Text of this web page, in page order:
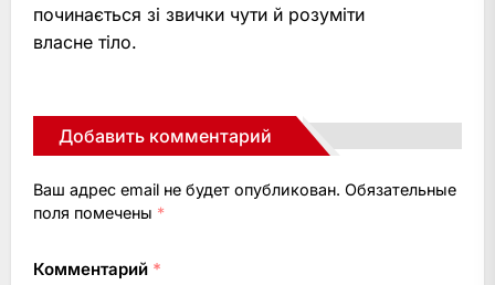
починається зі звички чути й розуміти
власне тіло.
Добавить комментарий
Ваш адрес email не будет опубликован. Обязательные
поля помечены *
Комментарий *